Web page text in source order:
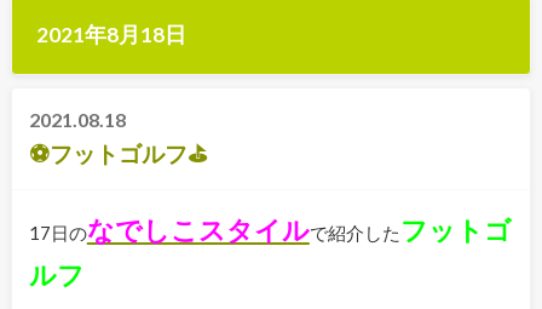
2021年8月18日
2021.08.18
⚽フットゴルフ⛳
17日のなでしこスタイルで紹介した フットゴ
ルフ